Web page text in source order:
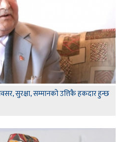
सुरक्षा, सम्मानको उत्तिकै हकदार हुन्छ